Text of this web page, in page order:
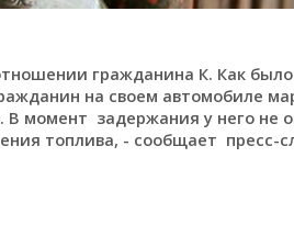
гражданина К. Как
на своем автомобиле
В момент задержания у него не
топлива, - сообщает пресс-